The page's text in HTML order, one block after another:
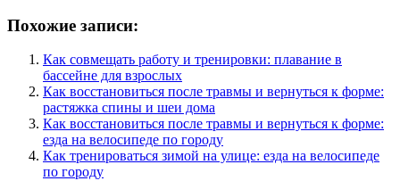
Похожие записи:
Как совмещать работу и тренировки: плавание в
бассейне для взрослых
Как восстановиться после травмы и вернуться к форме:
растяжка спины и шеи дома
Как восстановиться после травмы и вернуться к форме:
езда на велосипеде по городу
Как тренироваться зимой на улице: езда на велосипеде
по городу